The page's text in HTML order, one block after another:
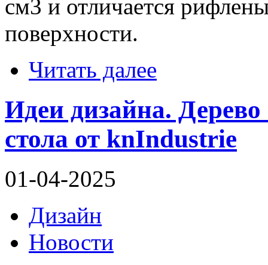
см3 и отличается
поверхности.
Читать далее
Идеи дизайна. Дерево
стола от knIndustrie
01-04-2025
Дизайн
Новости